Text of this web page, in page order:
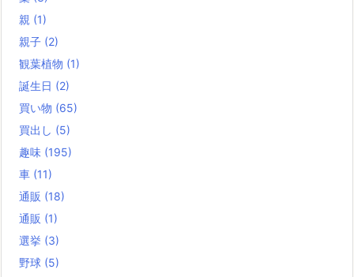
親 (1)
親子 (2)
観葉植物 (1)
誕生日 (2)
買い物 (65)
買出し (5)
趣味 (195)
車 (11)
通販 (18)
通販 (1)
選挙 (3)
野球 (5)